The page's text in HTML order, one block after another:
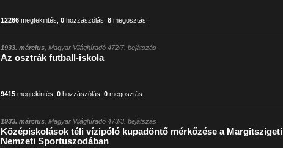
12266megtekintés 0hozzászólás 8megosztás
1933. március, Magyar Világhíradó 472/7. bejátszás
Az osztrák futball-iskola
9415megtekintés 0hozzászólás 0megosztás
1933. március, Magyar Világhíradó 473/3. bejátszás
Középiskolások téli vízipóló kupadöntő mérkőzése a Margitszigeti
Nemzeti Sportuszodában